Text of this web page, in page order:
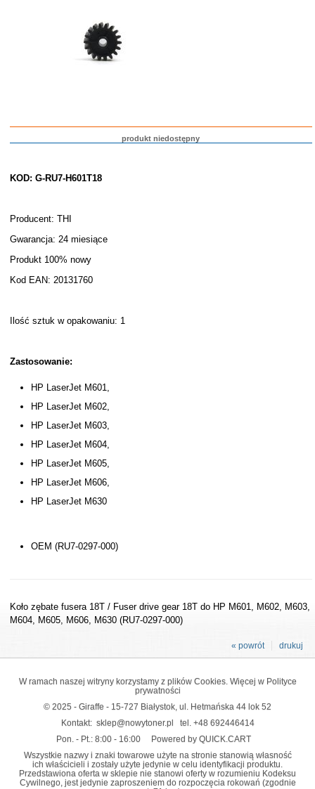
produkt niedostępny
KOD: G-RU7-H601T18
Producent: THI
Gwarancja: 24 miesiące
Produkt 100% nowy
Kod EAN: 20131760
Ilość sztuk w opakowaniu: 1
Zastosowanie:
HP LaserJet M601,
HP LaserJet M602,
HP LaserJet M603,
HP LaserJet M604,
HP LaserJet M605,
HP LaserJet M606,
HP LaserJet M630
OEM (RU7-0297-000)
Koło zębate fusera 18T / Fuser drive gear 18T do HP M601, M602, M603,
M604, M605, M606, M630 (RU7-0297-000)
drukuj
« powrót
W ramach naszej witryny korzystamy z plików Cookies. Więcej w Polityce
prywatności
© 2025 - Giraffe - 15-727 Białystok, ul. Hetmańska 44 lok 52
Kontakt: sklep@nowytoner.pl tel. +48 692446414
Pon. - Pt.: 8:00 - 16:00
Powered by QUICK.CART
Wszystkie nazwy i znaki towarowe użyte na stronie stanowią własność
ich właścicieli i zostały użyte jedynie w celu identyfikacji produktu.
Przedstawiona oferta w sklepie nie stanowi oferty w rozumieniu Kodeksu
Cywilnego, jest jedynie zaproszeniem do rozpoczęcia rokowań (zgodnie